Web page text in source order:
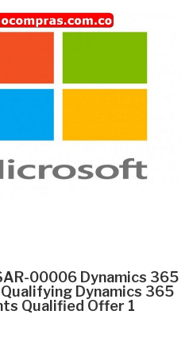
00006 Dynamics 365
Dynamics 365
Qualified Offer 1